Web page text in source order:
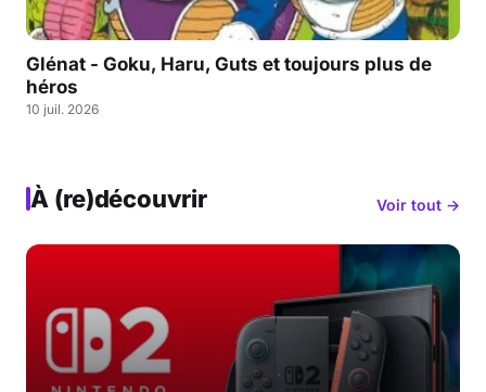
Glénat - Goku, Haru, Guts et toujours plus de
héros
10 juil. 2026
À (re)découvrir Voir tout →